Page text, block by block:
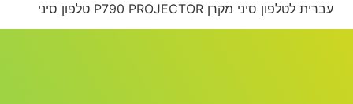
עברית לטלפון סיני מקרן P790 PROJECTOR טלפון סיני